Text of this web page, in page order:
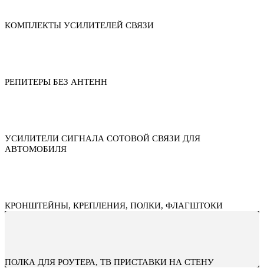
КОМПЛЕКТЫ УСИЛИТЕЛЕЙ СВЯЗИ
РЕПИТЕРЫ БЕЗ АНТЕНН
УСИЛИТЕЛИ СИГНАЛА СОТОВОЙ СВЯЗИ ДЛЯ
АВТОМОБИЛЯ
КРОНШТЕЙНЫ, КРЕПЛЕНИЯ, ПОЛКИ, ФЛАГШТОКИ
ПОЛКА ДЛЯ РОУТЕРА, ТВ ПРИСТАВКИ НА СТЕНУ